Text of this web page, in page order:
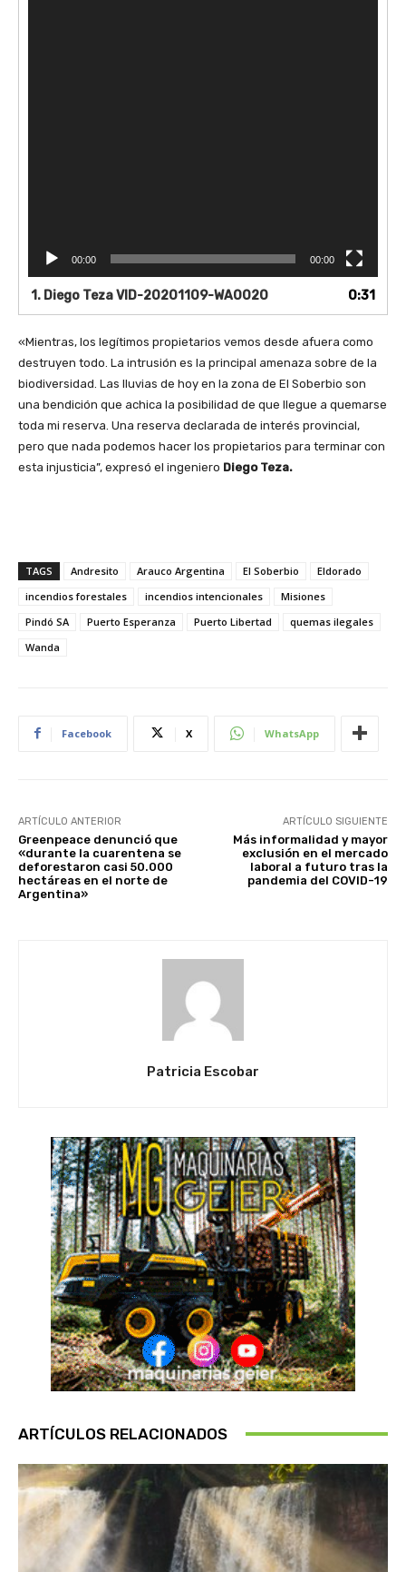
00:00 00:00
1. Diego Teza VID-20201109-WA0020 0:31
«Mientras, los legítimos propietarios vemos desde afuera como
destruyen todo. La intrusión es la principal amenaza sobre de la
biodiversidad. Las lluvias de hoy en la zona de El Soberbio son
una bendición que achica la posibilidad de que llegue a quemarse
toda mi reserva. Una reserva declarada de interés provincial,
pero que nada podemos hacer los propietarios para terminar con
esta injusticia”, expresó el ingeniero Diego Teza.
TAGS Andresito Arauco Argentina El Soberbio
Eldorado
incendios forestales
incendios intencionales
Misiones
Pindó SA
Puerto Esperanza Puerto Libertad
quemas ilegales
Wanda
Facebook X WhatsApp
ARTÍCULO ANTERIOR
Greenpeace denunció que
«durante la cuarentena se
deforestaron casi 50.000
hectáreas en el norte de
Argentina»
ARTÍCULO SIGUIENTE
Más informalidad y mayor
exclusión en el mercado
laboral a futuro tras la
pandemia del COVID-19
Patricia Escobar
ARTÍCULOS RELACIONADOS